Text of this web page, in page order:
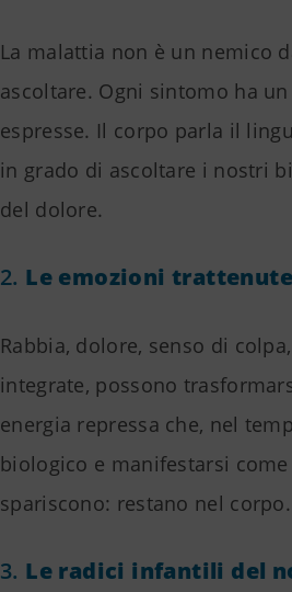
La malattia non è un nemico
ascoltare. Ogni sintomo ha
espresse. Il corpo parla il
in grado di ascoltare i nostri
del dolore.
2. Le emozioni
Rabbia, dolore, senso di
integrate, possono
energia repressa che, nel
biologico e manifestarsi
spariscono: restano nel corpo.
3. Le radici infantili del